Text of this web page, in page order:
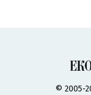
© 2005-